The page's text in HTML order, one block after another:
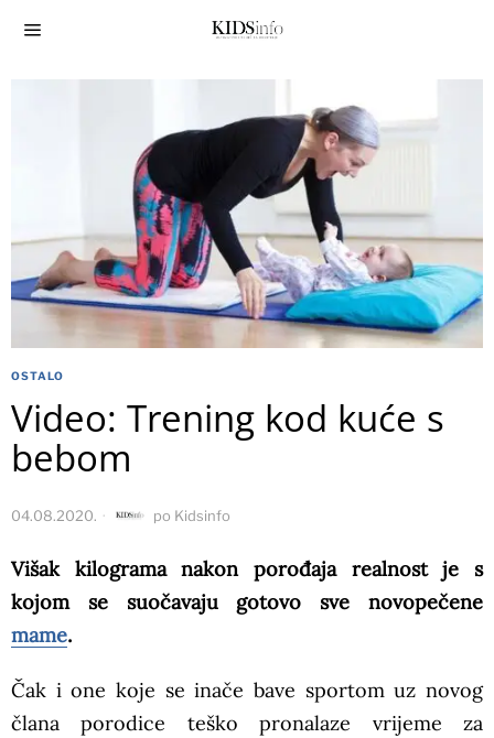
OSTALO
Video: Trening kod kuće s
bebom
04.08.2020. po Kidsinfo
Višak kilograma nakon porođaja realnost je s
kojom se suočavaju gotovo sve novopečene
mame.
Čak i one koje se inače bave sportom uz novog
člana porodice teško pronalaze vrijeme za